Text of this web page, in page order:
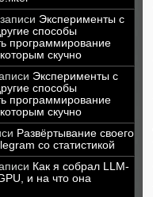
Эксперименты с
способы
программирование
скучно
Эксперименты с
способы
программирование
скучно
Развёртывание своего
со статистикой
Как я собрал LLM-
и на что она